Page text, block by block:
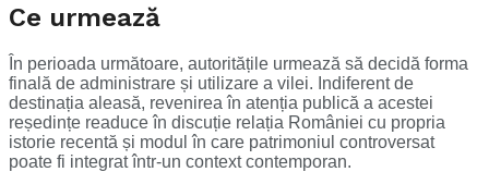
Ce urmează
În perioada următoare, autoritățile urmează să decidă forma
finală de administrare și utilizare a vilei. Indiferent de
destinația aleasă, revenirea în atenția publică a acestei
reședințe readuce în discuție relația României cu propria
istorie recentă și modul în care patrimoniul controversat
poate fi integrat într-un context contemporan.